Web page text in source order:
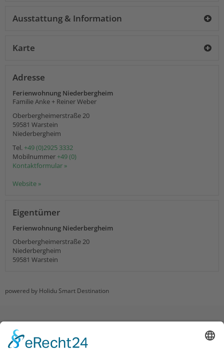
Ausstattung & Information
Karte
Adresse
Ferienwohnung Niederbergheim
Familie Anke + Reiner Weber
Oberbergheimerstraße 20
59581 Warstein
Niederbergheim
Tel. +49 (0)2925 3332
Mobilnummer +49 (0)
Kontaktformular »
Website »
Eigentümer
Ferienwohnung Niederbergheim
Oberbergheimerstraße 20
Niederbergheim
59581 Warstein
powered by Holidu Smart Destination